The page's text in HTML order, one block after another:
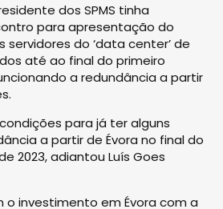
dos SPMS tinha
para apresentação do
do ‘data center’ de
até ao final do primeiro
a redundância a partir
para já ter alguns
a partir de Évora no final do
2023, adiantou Luís Goes
o investimento em Évora com a